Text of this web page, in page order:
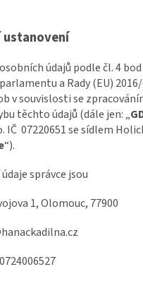
ustanovení
údajů podle čl. 4
a Rady (EU)
v souvislosti se
těchto údajů (dále jen: „
IČ 07220651 se sídlem
“).
správce jsou
1, Olomouc, 77900